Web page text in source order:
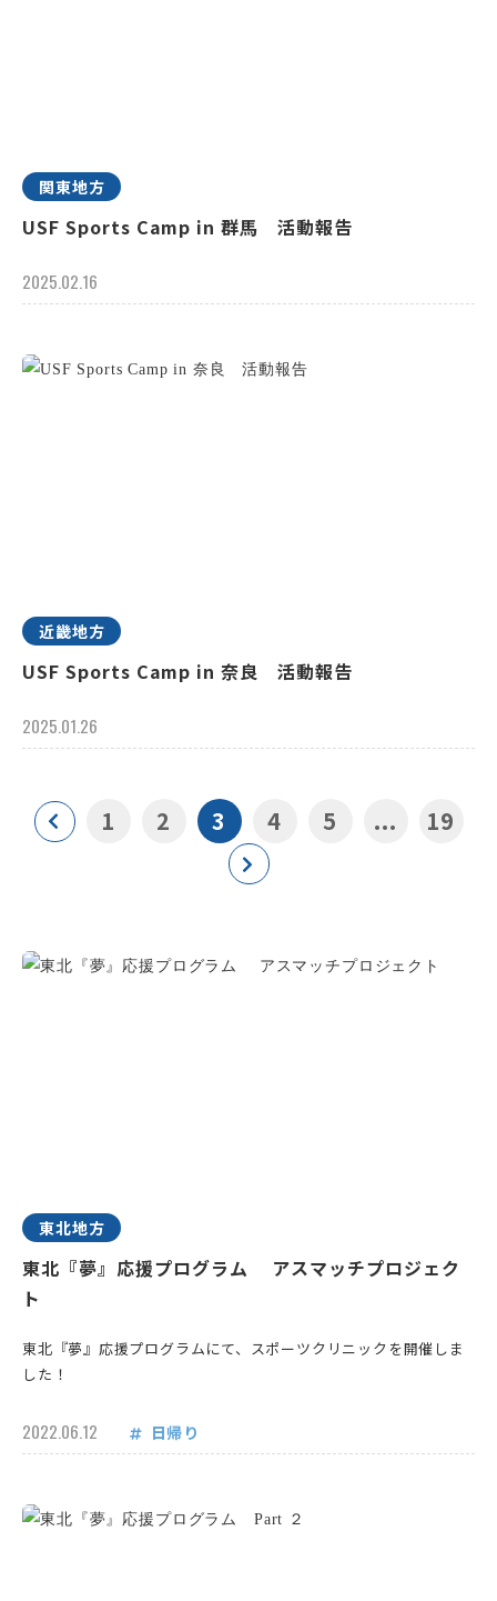
関東地方
USF Sports Camp in 群馬 活動報告
2025.02.16
近畿地方
USF Sports Camp in 奈良 活動報告
2025.01.26
1 2 3 4 5 ... 19
東北地方
東北『夢』応援プログラム アスマッチプロジェク
ト
東北『夢』応援プログラムにて、スポーツクリニックを開催しま
した！
2022.06.12 日帰り